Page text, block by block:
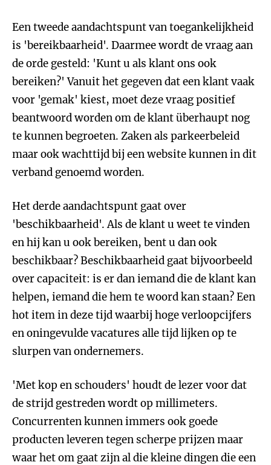
Een tweede aandachtspunt van toegankelijkheid
is 'bereikbaarheid'. Daarmee wordt de vraag aan
de orde gesteld: 'Kunt u als klant ons ook
bereiken?' Vanuit het gegeven dat een klant vaak
voor 'gemak' kiest, moet deze vraag positief
beantwoord worden om de klant überhaupt nog
te kunnen begroeten. Zaken als parkeerbeleid
maar ook wachttijd bij een website kunnen in dit
verband genoemd worden.
Het derde aandachtspunt gaat over
'beschikbaarheid'. Als de klant u weet te vinden
en hij kan u ook bereiken, bent u dan ook
beschikbaar? Beschikbaarheid gaat bijvoorbeeld
over capaciteit: is er dan iemand die de klant kan
helpen, iemand die hem te woord kan staan? Een
hot item in deze tijd waarbij hoge verloopcijfers
en oningevulde vacatures alle tijd lijken op te
slurpen van ondernemers.
'Met kop en schouders' houdt de lezer voor dat
de strijd gestreden wordt op millimeters.
Concurrenten kunnen immers ook goede
producten leveren tegen scherpe prijzen maar
waar het om gaat zijn al die kleine dingen die een